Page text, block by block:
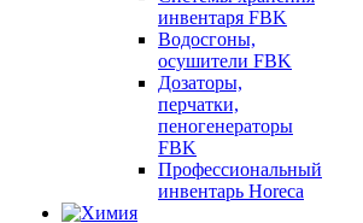
инвентаря FBK
Водосгоны,
осушители FBK
Дозаторы,
перчатки,
пеногенераторы
FBK
Профессиональный
инвентарь Horeca